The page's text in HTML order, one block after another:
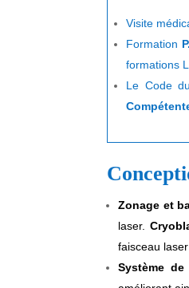
Visite
Formation
formations
Le Code
Zonage et
laser.
faisceau
Système